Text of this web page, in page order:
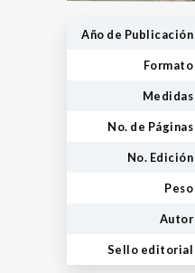
Año de Publicación
Formato
Medidas
No. de Páginas
No. Edición
Peso
Autor
Sello editorial